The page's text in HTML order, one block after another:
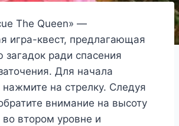
The Queen» —
игра-квест, предлагающая
загадок ради спасения
Для начала
на стрелку. Следуя
внимание на высоту
во втором уровне и